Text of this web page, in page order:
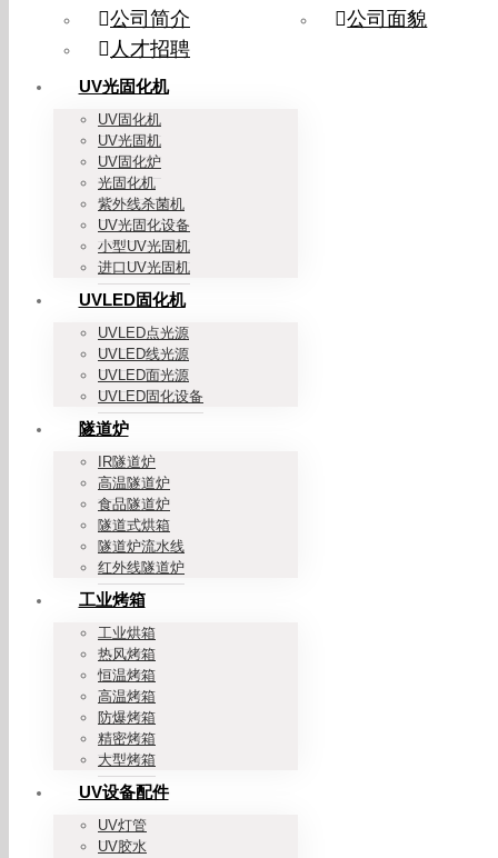
公司简介
公司面貌
人才招聘
UV光固化机
UV固化机
UV光固机
UV固化炉
光固化机
紫外线杀菌机
UV光固化设备
小型UV光固机
进口UV光固机
UVLED固化机
UVLED点光源
UVLED线光源
UVLED面光源
UVLED固化设备
隧道炉
IR隧道炉
高温隧道炉
食品隧道炉
隧道式烘箱
隧道炉流水线
红外线隧道炉
工业烤箱
工业烘箱
热风烤箱
恒温烤箱
高温烤箱
防爆烤箱
精密烤箱
大型烤箱
UV设备配件
UV灯管
UV胶水